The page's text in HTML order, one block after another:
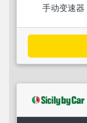
手动变速器